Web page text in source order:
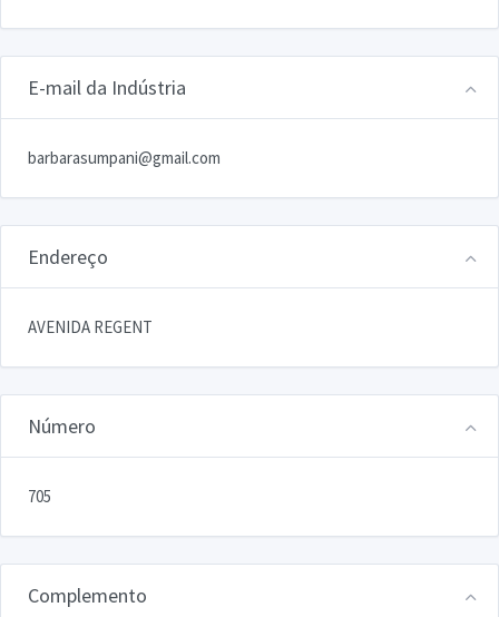
E-mail da Indústria
barbarasumpani@gmail.com
Endereço
AVENIDA REGENT
Número
705
Complemento